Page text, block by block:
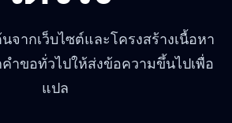
จากเว็บไซต์และโครงสร้างเนื้อหา
ำขอทั่วไปให้ส่งข้อความขึ้นไปเพื่อ
แปล